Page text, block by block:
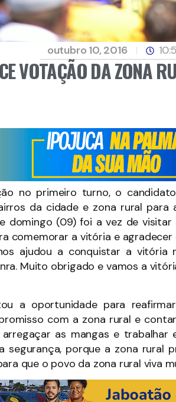
outubro 10, 2016
VOTAÇÃO DA ZONA
no primeiro turno, o
da cidade e zona rural
domingo (09) foi a vez de visitar
comemorar a vitória e
ajudou a conquistar a vitória
Muito obrigado e vamos a
a oportunidade para
com a zona rural e
as mangas e trabalhar
segurança, porque a zona rural
que o povo da zona rural viva